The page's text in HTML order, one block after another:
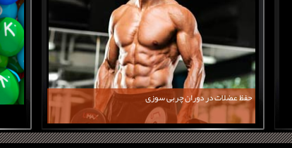
حفظ عضلات در دوران چربی سوزی